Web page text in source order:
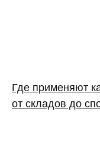
Где применяют
от складов до